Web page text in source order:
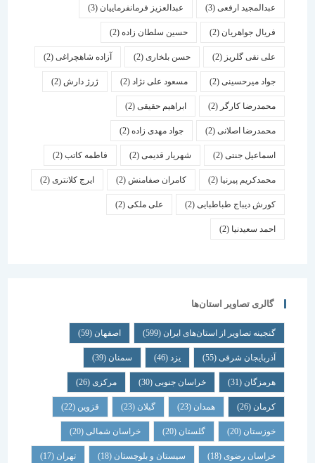
عبدالمجید ارفعی(3) عبدالعزیز فرمانفرماییان(3)
فریال جواهریان(2) حسین سلطان زاده(2)
علی نقی گلریز(2) حسن بلخاری(2) آزاده شاهچراغی(2)
جواد میرحسینی(2) مسعود علی نژاد(2) ژرژ دارش (2)
محمدرضا کارگر(2) ابراهیم حقیقی(2)
محمدرضا اصلانی(2) جواد مهدی زاده(2)
اسماعیل جنتی(2) شهریار قدیمی(2) فاطمه کاتب(2)
محمدکریم پیرنیا (2) کامران صفامنش(2) ایرج کلانتری (2)
کورش دیباج طباطبایی(2) علی ملکی(2)
احمد سعیدنیا (2)
گالری تصاویر استان‌ها
گنجینه تصاویر از استان‌های ایران(599) اصفهان (59)
آذربایجان شرقی(55) یزد سمنان (39)
هرمزگان(31) خراسان جنوبی(30) مرکزی (26)
همدان گیلان قزوین
خوزستان(20) گلستان (20) خراسان شمالی(20)
خراسان رضوی(18) سیستان و بلوچستان(18) تهران